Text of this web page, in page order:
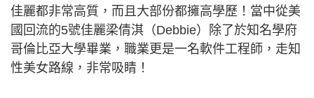
佳麗都非常高質，而且大部份都擁高學歷！當中從美
國回流的5號佳麗梁倩淇（Debbie）除了於知名學府
哥倫比亞大學畢業，職業更是一名軟件工程師，走知
性美女路線，非常吸睛！